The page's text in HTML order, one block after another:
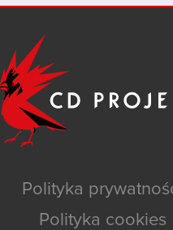
Polityka
Polityka cookies